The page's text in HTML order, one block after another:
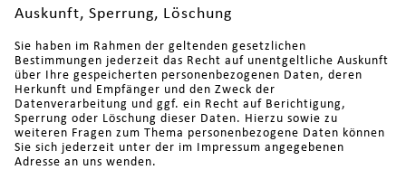
Auskunft, Sperrung, Löschung
Sie haben im Rahmen der geltenden gesetzlichen
Bestimmungen jederzeit das Recht auf unentgeltliche Auskunft
über Ihre gespeicherten personenbezogenen Daten, deren
Herkunft und Empfänger und den Zweck der
Datenverarbeitung und ggf. ein Recht auf Berichtigung,
Sperrung oder Löschung dieser Daten. Hierzu sowie zu
weiteren Fragen zum Thema personenbezogene Daten können
Sie sich jederzeit unter der im Impressum angegebenen
Adresse an uns wenden.